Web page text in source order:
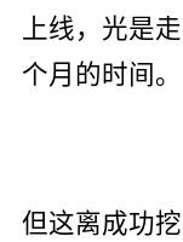
上线，光是
个月的时间。
但这离成功